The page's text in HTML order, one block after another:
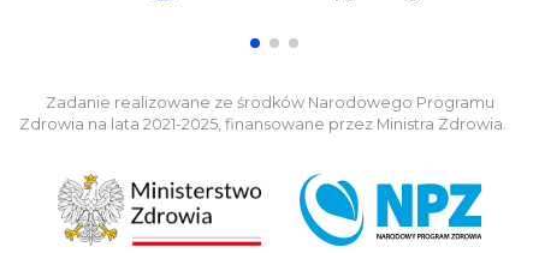
Zadanie realizowane ze środków Narodowego Programu
Zdrowia na lata 2021-2025, finansowane przez Ministra Zdrowia.